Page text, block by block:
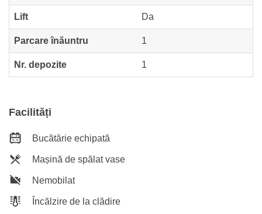
Lift Da
Parcare înăuntru 1
Nr. depozite 1
Facilități
Bucătărie echipată
Mașină de spălat vase
Nemobilat
Încălzire de la clădire